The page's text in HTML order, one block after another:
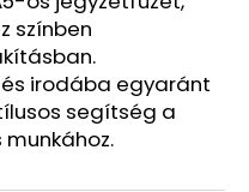
színben
irodába egyaránt
segítség a